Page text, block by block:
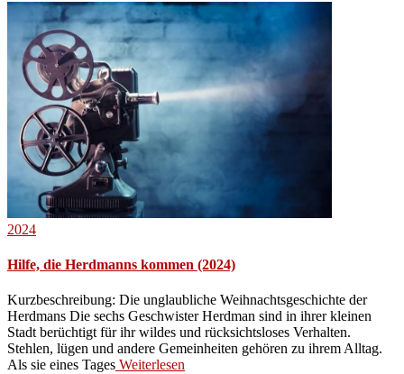
2024
Hilfe, die Herdmanns kommen (2024)
Kurzbeschreibung: Die unglaubliche Weihnachtsgeschichte der
Herdmans Die sechs Geschwister Herdman sind in ihrer kleinen
Stadt berüchtigt für ihr wildes und rücksichtsloses Verhalten.
Stehlen, lügen und andere Gemeinheiten gehören zu ihrem Alltag.
Als sie eines Tages Weiterlesen